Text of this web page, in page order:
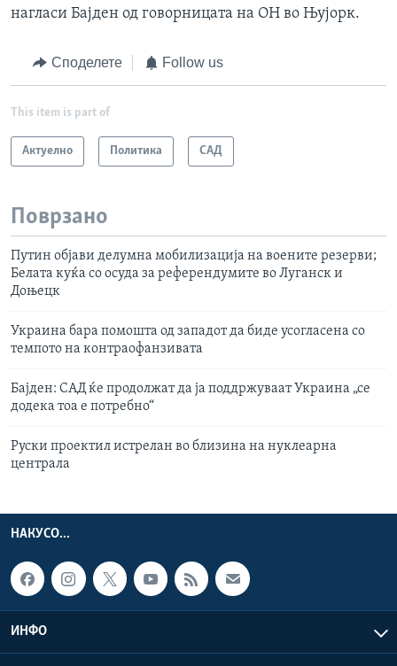
нагласи Бајден од говорницата на ОН во Њујорк.
Споделете Follow us
This item is part of
Актуелно Политика САД
Поврзано
Путин објави делумна мобилизација на воените резерви;
Белата куќа со осуда за референдумите во Луганск и
Доњецк
Украина бара помошта од западот да биде усогласена со
темпото на контраофанзивата
Бајден: САД ќе продолжат да ја поддржуваат Украина „се
додека тоа е потребно“
Руски проектил истрелан во близина на нуклеарна
централа
НАКУСО...
ИНФО